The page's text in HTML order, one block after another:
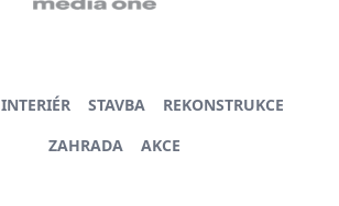
INTERIÉR STAVBA
REKONSTRUKCE
ZAHRADA
AKCE